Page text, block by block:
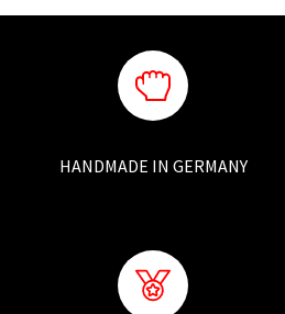
HANDMADE IN GERMANY